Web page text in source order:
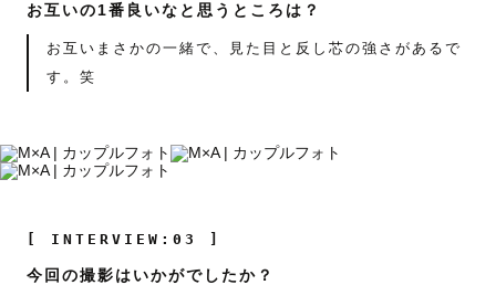
お互いの1番良いなと思うところは？
お互いまさかの一緒で、見た目と反し芯の強さがあるで
す。笑
[ INTERVIEW:03 ]
今回の撮影はいかがでしたか？